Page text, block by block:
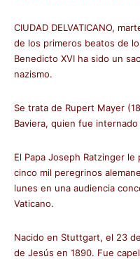
CIUDAD DELVATICANO,
de los primeros beatos de
Benedicto XVI ha sido un
nazismo.
Se trata de Rupert Mayer
Baviera, quien fue
El Papa Joseph Ratzinger
cinco mil peregrinos
lunes en una audiencia
Vaticano.
Nacido en Stuttgart, el 23
de Jesús en 1890. Fue